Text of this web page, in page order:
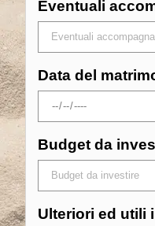
Eventuali
Data del
Budget da
Ulteriori ed utili